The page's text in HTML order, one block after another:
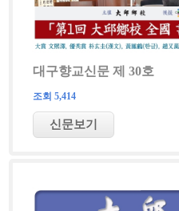
대구향교신문 제 30호
조회 5,414